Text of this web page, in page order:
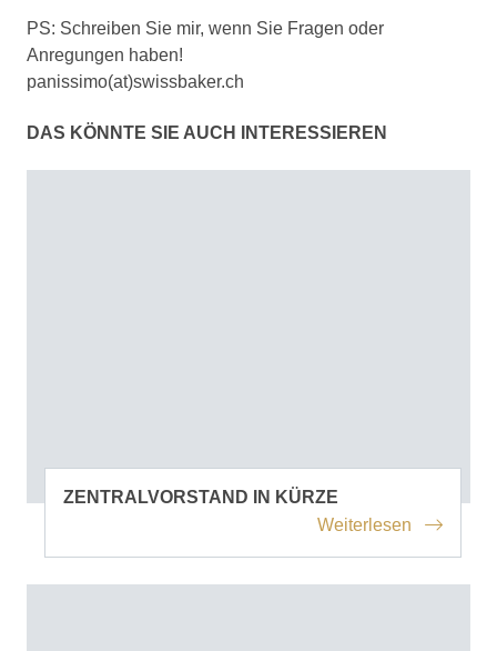
PS: Schreiben Sie mir, wenn Sie Fragen oder
Anregungen haben!
panissimo(at)swissbaker.ch
DAS KÖNNTE SIE AUCH INTERESSIEREN
ZENTRALVORSTAND IN KÜRZE
Weiterlesen